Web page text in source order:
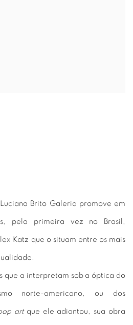
Brito Galeria promove em
pela primeira vez no Brasil,
Katz que o situam entre os mais
que a interpretam sob a óptica do
norte-americano, ou dos
artque ele adiantou, sua obra